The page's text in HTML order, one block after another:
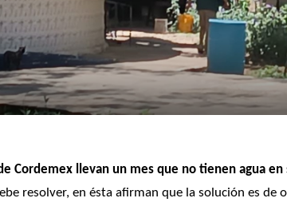
Cordemex llevan un mes que no tienen agua en
resolver, en ésta afirman que la solución es de